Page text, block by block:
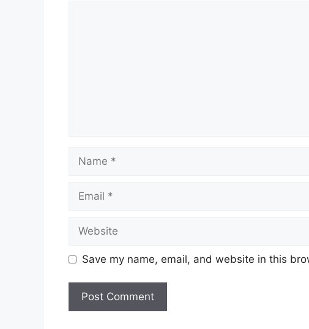
Save my name, email, and website in this